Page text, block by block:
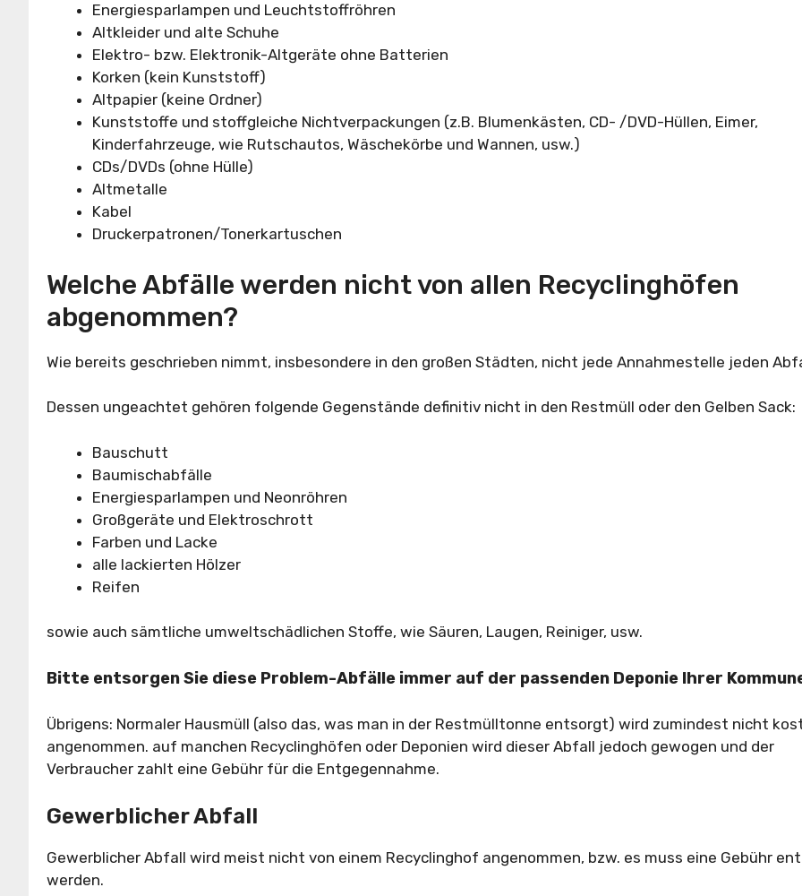
Energiesparlampen und Leuchtstoffröhren
Altkleider und alte Schuhe
Elektro- bzw. Elektronik-Altgeräte ohne Batterien
Korken (kein Kunststoff)
Altpapier (keine Ordner)
Kunststoffe und stoffgleiche Nichtverpackungen (z.B. Blumenkästen, CD- /DVD-Hüllen, Eimer,
Kinderfahrzeuge, wie Rutschautos, Wäschekörbe und Wannen, usw.)
CDs/DVDs (ohne Hülle)
Altmetalle
Kabel
Druckerpatronen/Tonerkartuschen
Welche Abfälle werden nicht von allen Recyclinghöfen
abgenommen?
Wie bereits geschrieben nimmt, insbesondere in den großen Städten, nicht jede Annahmestelle jeden
Dessen ungeachtet gehören folgende Gegenstände definitiv nicht in den Restmüll oder den Gelben Sack:
Bauschutt
Baumischabfälle
Energiesparlampen und Neonröhren
Großgeräte und Elektroschrott
Farben und Lacke
alle lackierten Hölzer
Reifen
sowie auch sämtliche umweltschädlichen Stoffe, wie Säuren, Laugen, Reiniger, usw.
Bitte entsorgen Sie diese Problem-Abfälle immer auf der passenden Deponie Ihrer
Übrigens: Normaler Hausmüll (also das, was man in der Restmülltonne entsorgt) wird zumindest nicht
angenommen. auf manchen Recyclinghöfen oder Deponien wird dieser Abfall jedoch gewogen und der
Verbraucher zahlt eine Gebühr für die Entgegennahme.
Gewerblicher Abfall
Gewerblicher Abfall wird meist nicht von einem Recyclinghof angenommen, bzw. es muss eine Gebühr
werden.